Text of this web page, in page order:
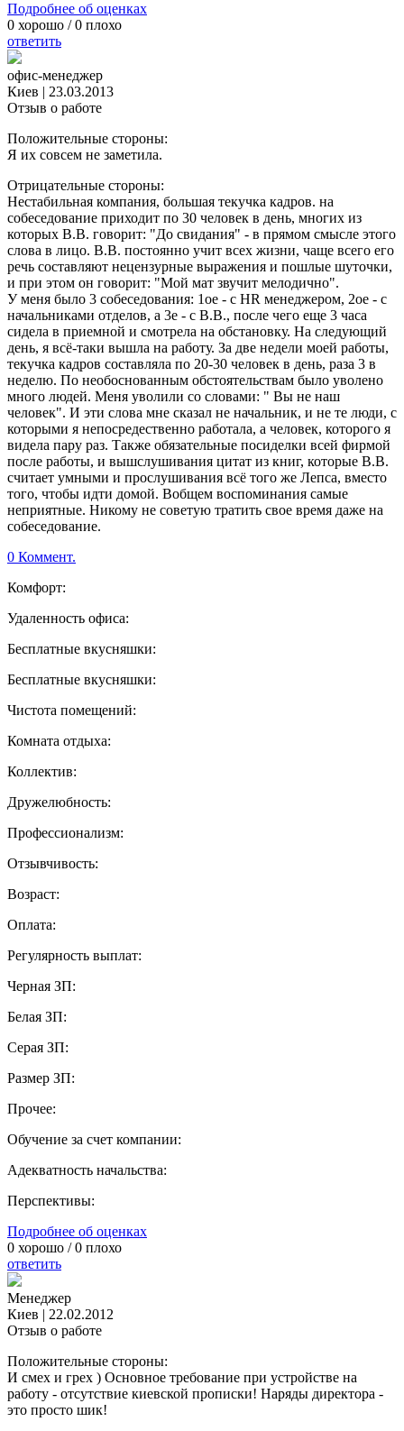
Подробнее об оценках
0 хорошо /0 плохо
ответить
офис-менеджер
Киев | 23.03.2013
Отзыв о работе
Положительные стороны:
Я их совсем не заметила.
Отрицательные стороны:
Нестабильная компания, большая текучка кадров. на
собеседование приходит по 30 человек в день, многих из
которых В.В. говорит: "До свидания" - в прямом смысле этого
слова в лицо. В.В. постоянно учит всех жизни, чаще всего его
речь составляют нецензурные выражения и пошлые шуточки,
и при этом он говорит: "Мой мат звучит мелодично".
У меня было 3 собеседования: 1ое - с HR менеджером, 2ое - с
начальниками отделов, а 3е - с В.В., после чего еще 3 часа
сидела в приемной и смотрела на обстановку. На следующий
день, я всё-таки вышла на работу. За две недели моей работы,
текучка кадров составляла по 20-30 человек в день, раза 3 в
неделю. По необоснованным обстоятельствам было уволено
много людей. Меня уволили со словами: " Вы не наш
человек". И эти слова мне сказал не начальник, и не те люди, с
которыми я непосредественно работала, а человек, которого я
видела пару раз. Также обязательные посиделки всей фирмой
после работы, и вышслушивания цитат из книг, которые В.В.
считает умными и прослушивания всё того же Лепса, вместо
того, чтобы идти домой. Вобщем воспоминания самые
неприятные. Никому не советую тратить свое время даже на
собеседование.
0 Коммент.
Комфорт:
Удаленность офиса:
Бесплатные вкусняшки:
Бесплатные вкусняшки:
Чистота помещений:
Комната отдыха:
Коллектив:
Дружелюбность:
Профессионализм:
Отзывчивость:
Возраст:
Оплата:
Регулярность выплат:
Черная ЗП:
Белая ЗП:
Серая ЗП:
Размер ЗП:
Прочее:
Обучение за счет компании:
Адекватность начальства:
Перспективы:
Подробнее об оценках
0 хорошо /0 плохо
ответить
Менеджер
Киев | 22.02.2012
Отзыв о работе
Положительные стороны:
И смех и грех ) Основное требование при устройстве на
работу - отсутствие киевской прописки! Наряды директора -
это просто шик!